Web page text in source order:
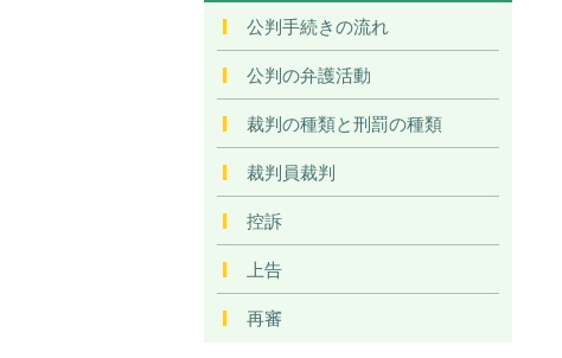
公判手続きの流れ
公判の弁護活動
裁判の種類と刑罰の種類
裁判員裁判
控訴
上告
再審